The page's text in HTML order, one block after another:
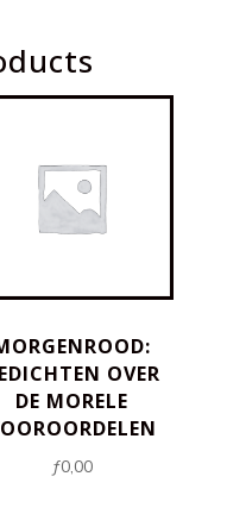
OVER
DE MORELE
ƒ0,00